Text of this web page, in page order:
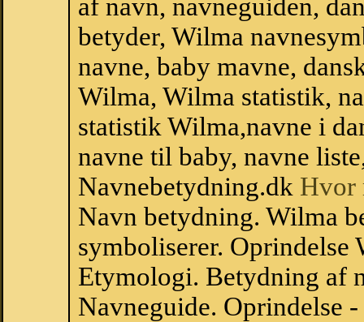
af navn, navneguiden,
betyder, Wilma
navne, baby mavne,
Wilma, Wilma statistik,
statistik Wilma,navne i
navne til baby, navne
Navnebetydning.dk Hvor
Navn betydning. Wilma
symboliserer. Oprindelse
Etymologi. Betydning af
Navneguide. Oprindelse